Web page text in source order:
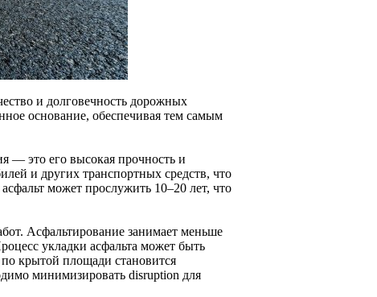
и долговечность дорожных
основание, обеспечивая тем самым
— это его высокая прочность и
и других транспортных средств, что
может прослужить 10–20 лет, что
Асфальтирование занимает меньше
укладки асфальта может быть
по крытой площади становится
минимизировать disruption для